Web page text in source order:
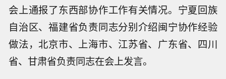
会上通报了东西部协作工作有关情况。宁夏回族
自治区、福建省负责同志分别介绍闽宁协作经验
做法，北京市、上海市、江苏省、广东省、四川
省、甘肃省负责同志在会上发言。